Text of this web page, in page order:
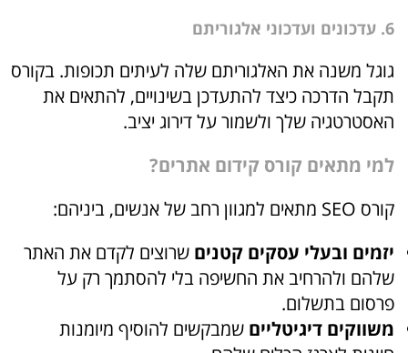
6. עדכונים ועדכוני אלגוריתם
גוגל משנה את האלגוריתם שלה לעיתים תכופות. בקורס
תקבל הדרכה כיצד להתעדכן בשינויים, להתאים את
האסטרטגיה שלך ולשמור על דירוג יציב.
למי מתאים קורס קידום אתרים?
קורס SEO מתאים למגוון רחב של אנשים, ביניהם:
יזמים ובעלי עסקים קטנים שרוצים לקדם את האתר
שלהם ולהרחיב את החשיפה בלי להסתמך רק על
פרסום בתשלום.
משווקים דיגיטליים שמבקשים להוסיף מיומנות